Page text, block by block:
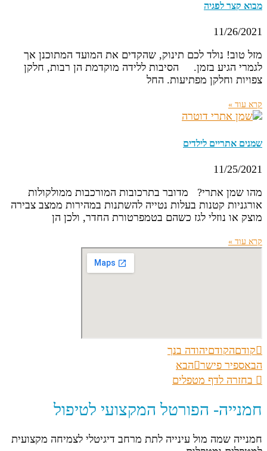
מבוא קצר לפגיה
11/26/2021
מזל טוב! נולד לכם תינוק, שהקדים את המועד המתוכנן אך
לגמרי הגיע בזמן. הסיבות ללידה מוקדמת הן רבות, חלקן
צפויות וחלקן מפתיעות. החל
קרא עוד »
שמנים אתריים לילדים
11/25/2021
מהו שמן אתרי? מדובר בתרכובות המורכבות ממולקולות
אורגניות קטנות בעלות נטייה להשתנות במהירות ממצב צבירה
מוצק או נוזלי לגז כשהם בטמפרטורת החדר, ולכן הן
קרא עוד »
קודםהקודםיהודה בנך
הבאספיר פישר הבא
בחזרה לדף מטפלים
חמנייה- הפורטל המקצועי לטיפול
חמנייה שמה מול עינייה לתת מרחב דיגיטלי לצמיחה מקצועית